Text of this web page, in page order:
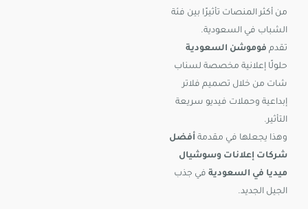
من أكثر المنصات تأثيرًا بين فئة
الشباب في السعودية.
تقدم فوموشن السعودية
حلولًا إعلانية مخصصة لسناب
شات من خلال تصميم فلاتر
إبداعية وحملات فيديو سريعة
التأثير.
وهذا يجعلها في مقدمة أفضل
شركات إعلانات وسوشيال
ميديا في السعودية في جذب
الجيل الجديد.